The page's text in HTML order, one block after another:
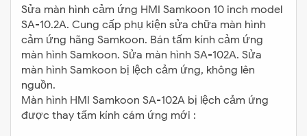
Sửa màn hình cảm ứng HMI Samkoon 10 inch model
SA-10.2A. Cung cấp phụ kiện sửa chữa màn hình
cảm ứng hãng Samkoon. Bán tấm kính cảm ứng
màn hình Samkoon. Sửa màn hình SA-102A. Sửa
màn hình Samkoon bị lệch cảm ứng, không lên
nguồn.
Màn hình HMI Samkoon SA-102A bị lệch cảm ứng
được thay tấm kính cám ứng mới :